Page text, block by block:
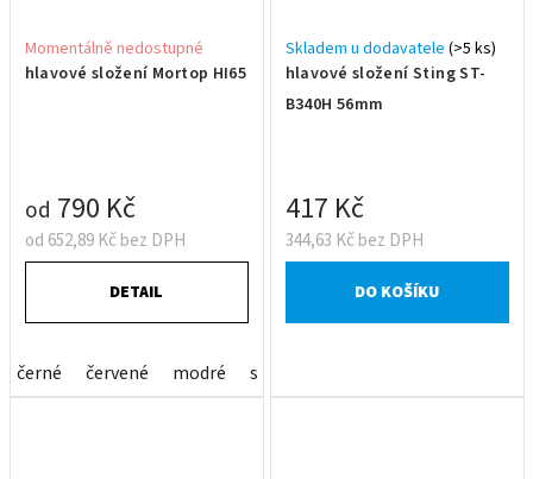
hlavové složení Mortop HI65
Momentálně nedostupné
od 652,89 Kč bez DPH
od 790 Kč
DETAIL
černé červené modré stříbrné
hlavové složení Sting ST-
B340H 56mm
Skladem u dodavatele (>5 ks)
344,63 Kč bez DPH
417 Kč
DO KOŠÍKU